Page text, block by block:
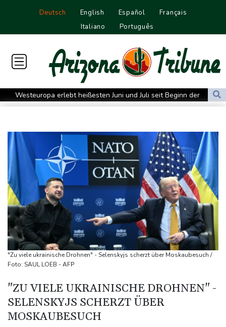
Deutsch English Español
Français
Italiano
Português
Westeuropa erlebt heißesten Juni und Juli seit Beginn der
Aufzeichnungen
davon im Gazastreifen
Trump verzichtet offenbar vorerst auf Angriffe auf Iran: "Halten
uns zurück"
Trauer um Jorge Messi: Fußballstar Lionel Messi nimmt Abschied
von seinem Vater
Nowitzki trauert um ersten NBA-Coach Nelson: "RIP, Legende"
Neuer Waldbrand in Südfrankreich: Mehr als 200
Feuerwehrleute im Einsatz
Umfrage: Mehrheit der Deutschen gegen Abschaffung der
"Rente mit 63"
Bericht: Dobrindt verdoppelt Anti-Drohnen-Einheiten der
Bundespolizei
Netanjahu lehnt von Trump unterstützten 15-Punkte-Plan für
"Zu viele ukrainische Drohnen" - Selenskyjs scherzt über Moskaubesuch /
Foto: SAUL LOEB - AFP
"ZU VIELE UKRAINISCHE DROHNEN" -
SELENSKYJS SCHERZT ÜBER
MOSKAUBESUCH